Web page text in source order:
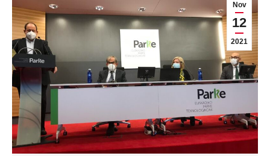
Nov
12
2021